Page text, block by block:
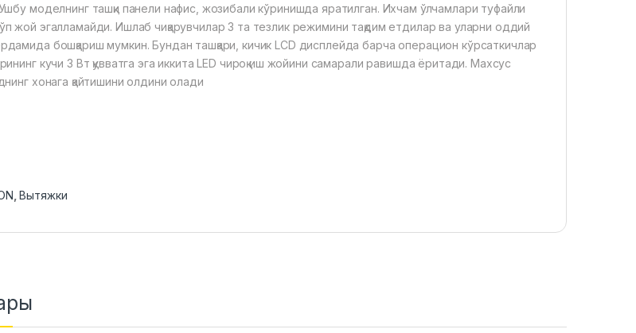
моделнинг ташқи панели нафис, жозибали кўринишда яратилган. Ихчам ўлчамлари туфайли
жой эгалламайди. Ишлаб чиқарувчилар 3 та тезлик режимини тақдим етдилар ва уларни оддий
бошқариш мумкин. Бундан ташқари, кичик LCD дисплейда барча операцион кўрсаткичлар
кучи 3 Вт қувватга эга иккита LED чироқ иш жойини самарали равишда ёритади. Махсус
хонага қайтишини олдини олади
,Вытяжки